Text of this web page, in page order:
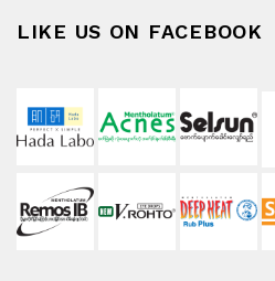
LIKE US ON FACEBOOK